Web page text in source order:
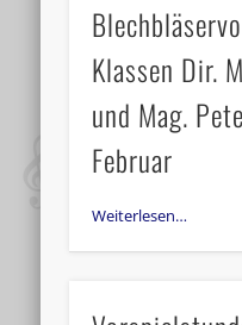
Klassen Dir.
und Mag.
Februar
Weiterlesen…